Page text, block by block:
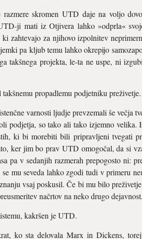
skromen UTD daje na voljo
ji mati iz Otjivera lahko »odprla«
zahtevajo za njihovo izpolnitev
pa kljub temu lahko okrepijo
takšnega projekta, le-ta ne uspe, ni
propadlemu podjetniku
varnosti ljudje prevzemali še večja
podjetja, so tako ali tako izjemno velika.
ki bi morebiti bili pripravljeni tvegati
ker jim bo prav UTD omogočal, da si
pa v sedanjih razmerah prepogosto ni:
mu seveda lahko zgodi tudi v primeru
vsaj poskusil. Če bi mu bilo
načrtov na neko drugo
kakršen je UTD.
ko sta delovala Marx in Dickens, torej